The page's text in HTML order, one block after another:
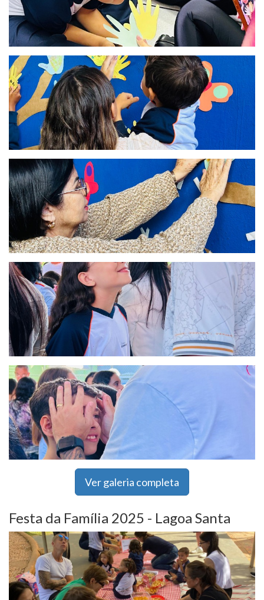
Ver galeria completa
Festa da Família 2025 - Lagoa Santa